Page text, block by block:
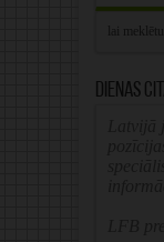
Dienas